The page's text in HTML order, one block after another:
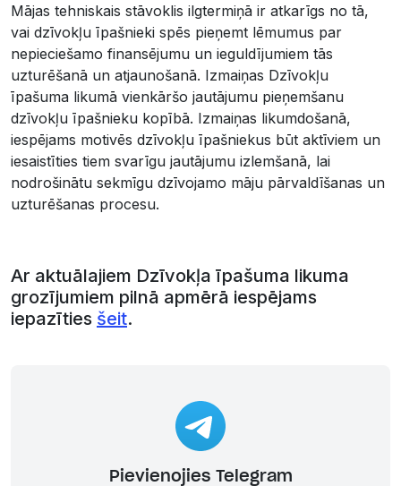
Mājas tehniskais stāvoklis ilgtermiņā ir atkarīgs no tā,
vai dzīvokļu īpašnieki spēs pieņemt lēmumus par
nepieciešamo finansējumu un ieguldījumiem tās
uzturēšanā un atjaunošanā. Izmaiņas Dzīvokļu
īpašuma likumā vienkāršo jautājumu pieņemšanu
dzīvokļu īpašnieku kopībā. Izmaiņas likumdošanā,
iespējams motivēs dzīvokļu īpašniekus būt aktīviem un
iesaistīties tiem svarīgu jautājumu izlemšanā, lai
nodrošinātu sekmīgu dzīvojamo māju pārvaldīšanas un
uzturēšanas procesu.
Ar aktuālajiem Dzīvokļa īpašuma likuma
grozījumiem pilnā apmērā iespējams
iepazīties šeit.
Pievienojies Telegram